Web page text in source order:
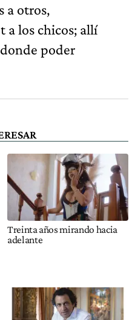
a otros,
a los chicos; allí
poder
Treinta años mirando hacia
adelante